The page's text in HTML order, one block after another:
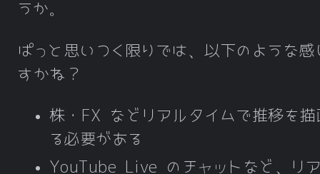
うか。
ぱっと思いつく限りでは、以下のような感
すかね？
株・FX などリアルタイムで推移を描
る必要がある
YouTube Live のチャットなど、リ